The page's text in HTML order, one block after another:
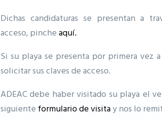
Dichas candidaturas se presentan a
acceso, pincheaquí.
Si su playa se presenta por primera vez
solicitar sus claves de acceso.
ADEAC debe haber visitado su playa el
siguiente formulario de visitay nos lo